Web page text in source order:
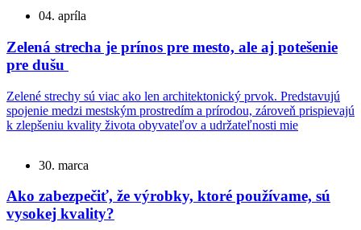
04. apríla
Zelená strecha je prínos pre mesto, ale aj potešenie
pre dušu
Zelené strechy sú viac ako len architektonický prvok. Predstavujú
spojenie medzi mestským prostredím a prírodou, zároveň prispievajú
k zlepšeniu kvality života obyvateľov a udržateľnosti mie
30. marca
Ako zabezpečiť, že výrobky, ktoré používame, sú
vysokej kvality?